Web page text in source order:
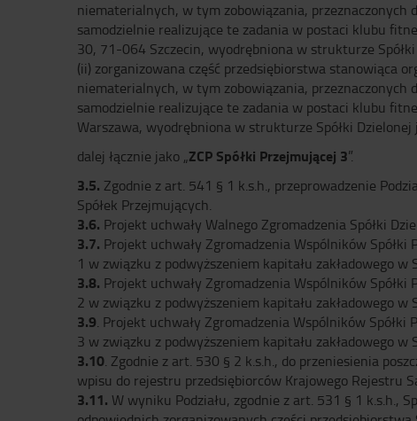
niematerialnych, w tym zobowiązania, przeznaczonych
samodzielnie realizujące te zadania w postaci klubu
30, 71-064 Szczecin, wyodrębniona w strukturze
(ii) zorganizowana część przedsiębiorstwa stanowiąca
niematerialnych, w tym zobowiązania, przeznaczonych
samodzielnie realizujące te zadania w postaci klubu
Warszawa, wyodrębniona w strukturze Spółki Dzielonej
dalej łącznie jako „ZCP Spółki Przejmującej 3”.
3.5. Zgodnie z art. 541 § 1 k.s.h., przeprowadzenie
Spółek Przejmujących.
3.6. Projekt uchwały Walnego Zgromadzenia Spółki
3.7. Projekt uchwały Zgromadzenia Wspólników
1 w związku z podwyższeniem kapitału zakładowego
3.8. Projekt uchwały Zgromadzenia Wspólników
2 w związku z podwyższeniem kapitału zakładowego
3.9. Projekt uchwały Zgromadzenia Wspólników
3 w związku z podwyższeniem kapitału zakładowego
3.10. Zgodnie z art. 530 § 2 k.s.h., do przeniesienia
wpisu do rejestru przedsiębiorców Krajowego Rejestru
3.11. W wyniku Podziału, zgodnie z art. 531 § 1 k.s.h.,